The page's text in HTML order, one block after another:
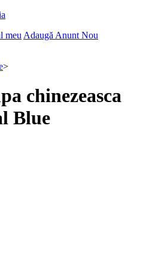
meu Adaugă Anunt Nou
>
chinezeasca
Blue